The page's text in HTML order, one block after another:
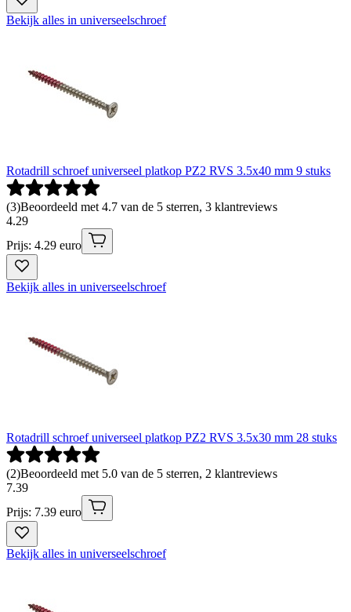
Bekijk alles in universeelschroef
Rotadrill schroef universeel platkop PZ2 RVS 3.5x40 mm 9 stuks
(3)Beoordeeld met 4.7 van de 5 sterren, 3 klantreviews
4.29
Prijs: 4.29 euro
Bekijk alles in universeelschroef
Rotadrill schroef universeel platkop PZ2 RVS 3.5x30 mm 28 stuks
(2)Beoordeeld met 5.0 van de 5 sterren, 2 klantreviews
7.39
Prijs: 7.39 euro
Bekijk alles in universeelschroef